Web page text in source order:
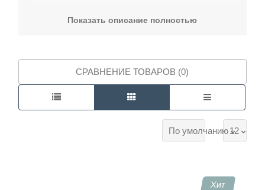
Продукция сертифицирована по стандарту ISO
каталоге КИП-Лабс. Работаем с госструктурами по
44-ФЗ, 223-ФЗ, 275-ФЗ.
Показать описание полностью
СРАВНЕНИЕ ТОВАРОВ (0)
12
По умолчанию
Хит